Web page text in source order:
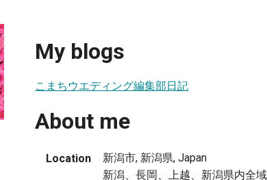
My blogs
こまちウエディング編集部日記
About me
Location 新潟市, 新潟県, Japan
新潟、長岡、上越、新潟県内全